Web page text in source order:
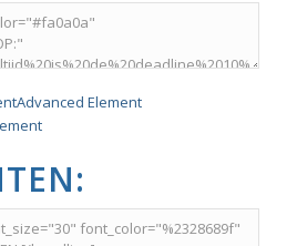
Advanced Element